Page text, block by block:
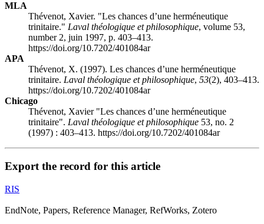
MLA
Thévenot, Xavier. "Les chances d’une herméneutique
trinitaire." Laval théologique et philosophique, volume 53,
number 2, juin 1997, p. 403–413.
https://doi.org/10.7202/401084ar
APA
Thévenot, X. (1997). Les chances d’une herméneutique
trinitaire. Laval théologique et philosophique, 53(2), 403–413.
https://doi.org/10.7202/401084ar
Chicago
Thévenot, Xavier "Les chances d’une herméneutique
trinitaire". Laval théologique et philosophique 53, no. 2
(1997) : 403–413. https://doi.org/10.7202/401084ar
Export the record for this article
RIS
EndNote, Papers, Reference Manager, RefWorks, Zotero